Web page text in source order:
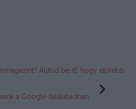
Állítsd be itt, hogy előrébb
a Google-találataidban.